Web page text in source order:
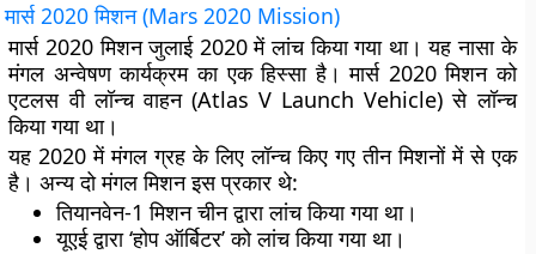
मार्स2020मिशन (Mars 2020 Mission)
मार्स 2020 मिशन जुलाई 2020 में लांच किया गया था। यह नासा के
मंगल अन्वेषण कार्यक्रम का एक हिस्सा है। मार्स 2020 मिशन को
एटलस वी लॉन्च वाहन (Atlas V Launch Vehicle) से लॉन्च
किया गया था।
यह 2020 में मंगल ग्रह के लिए लॉन्च किए गए तीन मिशनों में से एक
है। अन्य दो मंगल मिशन इस प्रकार थे:
तियानवेन-1 मिशन चीन द्वारा लांच किया गया था।
यूएई द्वारा ‘होप ऑर्बिटर’ को लांच किया गया था।